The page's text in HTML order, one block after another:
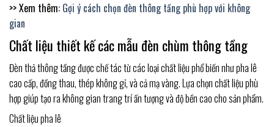
>> Xem thêm: Gợi ý cách chọn đèn thông tầng phù hợp với không
gian
Chất liệu thiết kế các mẫu đèn chùm thông tầng
Đèn thả thông tầng được chế tác từ các loại chất liệu phổ biến như pha lê
cao cấp, đồng thau, thép không gỉ, và cả mạ vàng. Lựa chọn chất liệu phù
hợp giúp tạo ra không gian trang trí ấn tượng và độ bền cao cho sản phẩm.
Chất liệu pha lê